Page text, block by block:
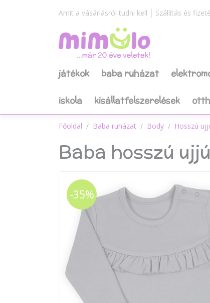
Amit a vásárlásról tudni kell Szállítás és
játékok baba ruházat
iskola kisállatfelszerelések
Főoldal Baba ruházat Body Hosszú
Baba hosszú
-35%